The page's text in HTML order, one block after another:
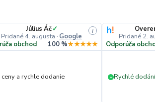
Július Áč✓
Pridané 4. augusta · Google
i
obchod 100 %★★★★★
ceny a rychle dodanie
Pridané 2.
Odporúča
+ Rychlé